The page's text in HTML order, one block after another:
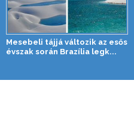
Mesebeli tájjá változik az esős
évszak során Brazília legk...